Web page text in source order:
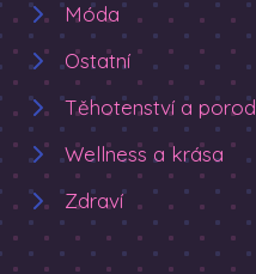
Móda
Ostatní
Těhotenství a porod
Wellness a krása
Zdraví